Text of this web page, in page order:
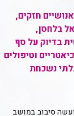
חזקים,
בלחסן,
בדיוק על סף
וטיפולים
נשכחת
סיבוב במושב